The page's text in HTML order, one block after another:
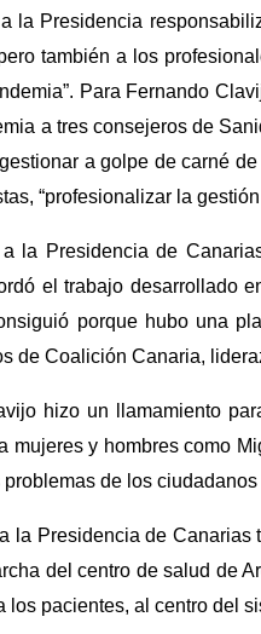
la Presidencia
también a los
Para Fernando
a tres consejeros de
a golpe de carné
“profesionalizar la
la Presidencia de
el trabajo desarrollado
porque hubo una
de Coalición Canaria,
hizo un llamamiento
mujeres y hombres como
de los
la Presidencia de
del centro de salud de
los pacientes, al centro del